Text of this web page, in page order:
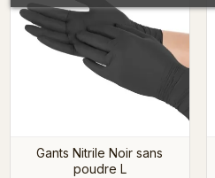
Gants Nitrile Noir sans
poudre L